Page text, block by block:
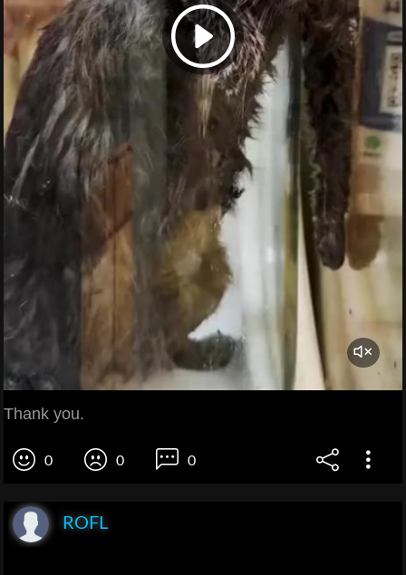
Thank you.
0 0 0
ROFL